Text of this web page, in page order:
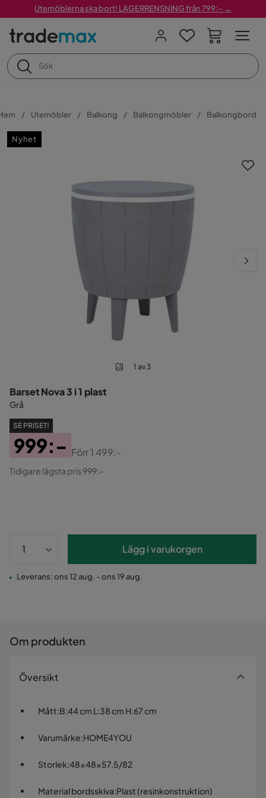
Utemöblerna ska bort! LAGERRENSNING från 799:– →
Utemöbler Balkong Balkongmöbler Balkongbord
Nyhet
1 av 3
Barset Nova 3 i 1 plast
Grå
SE PRISET!
Pris
999:-
Original
Förr1 499:-
Tidigare lägsta pris 999:-
Lägg i varukorgen
Leverans: ons 12 aug. - ons 19 aug.
Om produkten
Översikt
Mått:B:44 cm L:38 cm H:67 cm
Varumärke:HOME4YOU
Storlek:48x48x57.5/82
Material bordsskiva:Plast (resinkonstruktion)